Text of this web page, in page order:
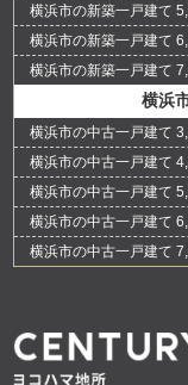
横浜市の新築一戸建て
横浜市の新築一戸建て
横浜市の新築一戸建て
横浜
横浜市の中古一戸建て
横浜市の中古一戸建て
横浜市の中古一戸建て
横浜市の中古一戸建て
横浜市の中古一戸建て